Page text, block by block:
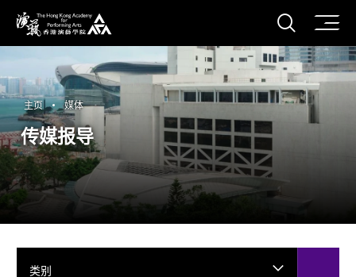
香港演艺学院
打开
主页 媒体
传媒报导
类别